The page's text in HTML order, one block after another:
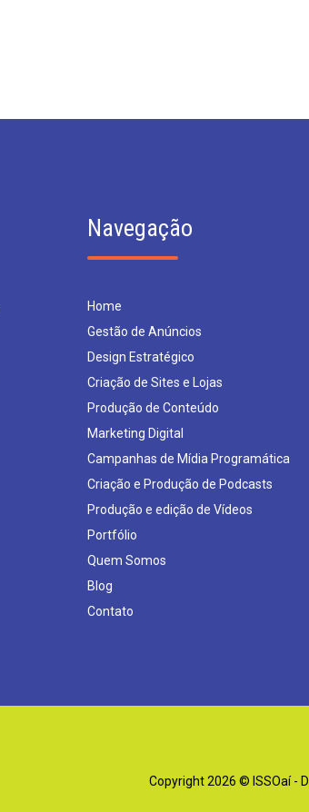
Navegação
Home
Gestão de Anúncios
Design Estratégico
Criação de Sites e Lojas
Produção de Conteúdo
Marketing Digital
Campanhas de Mídia Programática
Criação e Produção de Podcasts
Produção e edição de Vídeos
Portfólio
Quem Somos
Blog
Contato
Copyright 2026 © ISSOaí -